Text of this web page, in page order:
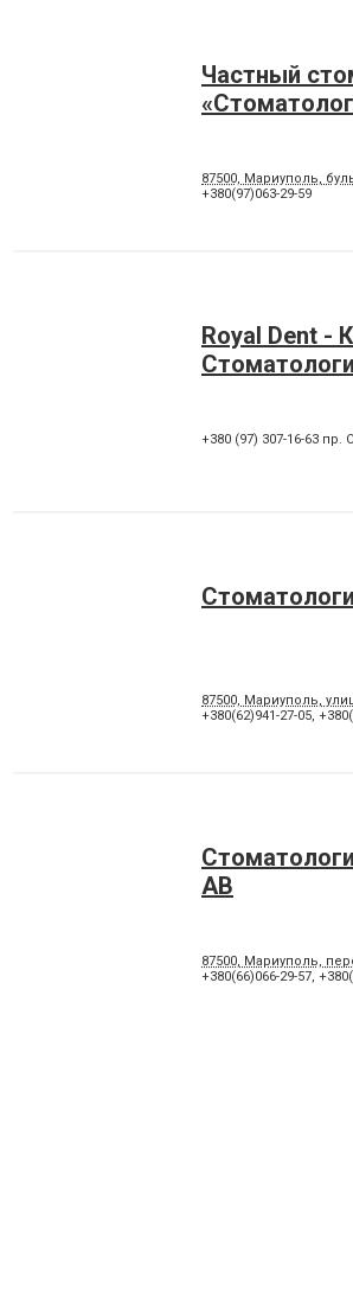
Частный
87500, Мариуполь,
+380(97)063-29-59
Royal Dent -
+380 (97) 307-16-63 пр.
87500, Мариуполь,
+380(62)941-27-05,
АВ
87500, Мариуполь,
+380(66)066-29-57,